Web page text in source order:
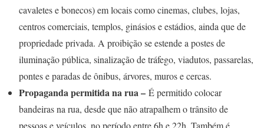
cavaletes e bonecos) em locais como cinemas, clubes, lojas,
centros comerciais, templos, ginásios e estádios, ainda que de
propriedade privada. A proibição se estende a postes de
iluminação pública, sinalização de tráfego, viadutos, passarelas,
pontes e paradas de ônibus, árvores, muros e cercas.
Propaganda permitida na rua – É permitido colocar
bandeiras na rua, desde que não atrapalhem o trânsito de
pessoas e veículos, no período entre 6h e 22h. Também é